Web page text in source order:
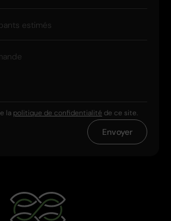
estimés
la politique de confidentialité de ce site.
Envoyer